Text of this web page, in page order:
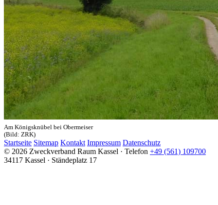
Am Königsknübel bei Obermeiser
(Bild: ZRK)
Startseite Sitemap Kontakt Impressum Datenschutz
© 2026 Zweckverband Raum Kassel · Telefon +49 (561) 109700
34117 Kassel · Ständeplatz 17